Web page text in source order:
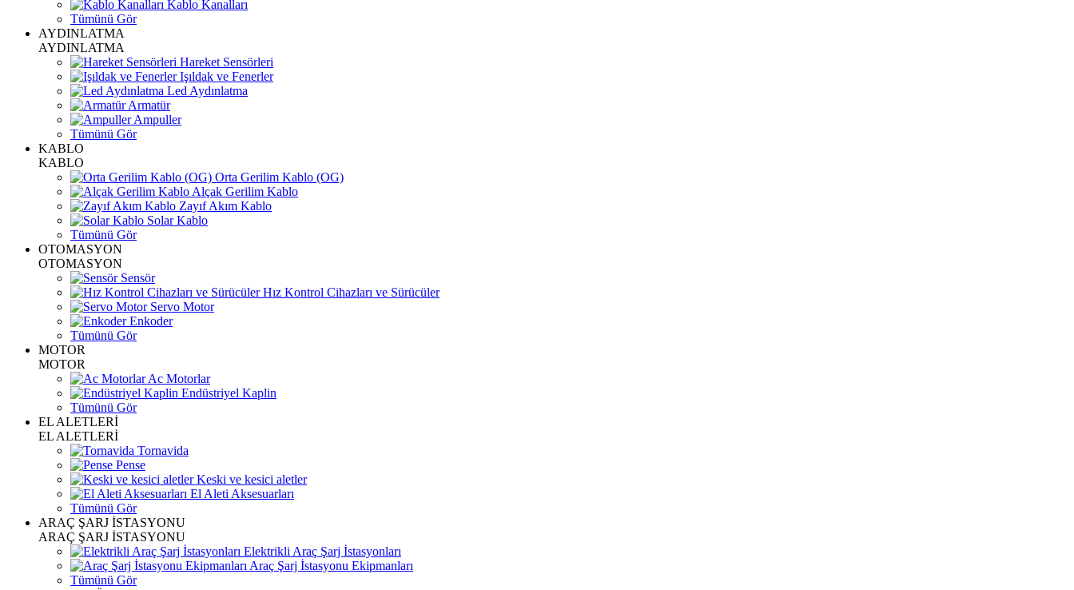
Kablo Kanalları
Tümünü Gör
AYDINLATMA
AYDINLATMA
Hareket Sensörleri
Işıldak ve Fenerler
Led Aydınlatma
Armatür
Ampuller
Tümünü Gör
KABLO
KABLO
Orta Gerilim Kablo (OG)
Alçak Gerilim Kablo
Zayıf Akım Kablo
Solar Kablo
Tümünü Gör
OTOMASYON
OTOMASYON
Sensör
Hız Kontrol Cihazları ve Sürücüler
Servo Motor
Enkoder
Tümünü Gör
MOTOR
MOTOR
Ac Motorlar
Endüstriyel Kaplin
Tümünü Gör
EL ALETLERİ
EL ALETLERİ
Tornavida
Pense
Keski ve kesici aletler
El Aleti Aksesuarları
Tümünü Gör
ARAÇ ŞARJ İSTASYONU
ARAÇ ŞARJ İSTASYONU
Elektrikli Araç Şarj İstasyonları
Araç Şarj İstasyonu Ekipmanları
Tümünü Gör